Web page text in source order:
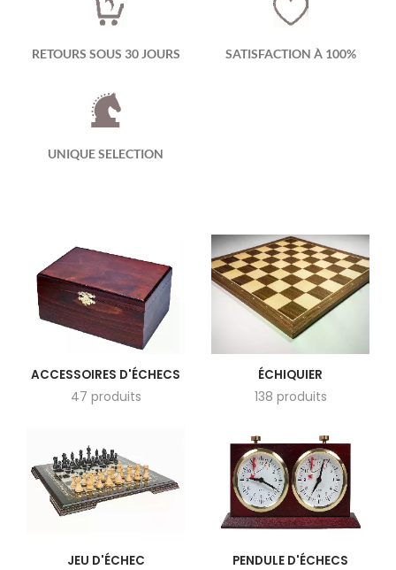
RETOURS SOUS 30 JOURS SATISFACTION À 100%
UNIQUE SELECTION
ACCESSOIRES D'ÉCHECS
47 produits
ÉCHIQUIER
138 produits
JEU D'ÉCHEC PENDULE D'ÉCHECS